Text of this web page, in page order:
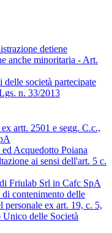
detiene
anche minoritaria - Art.
società partecipate
n. 33/2013
artt. 2501 e segg. C.c.,
Acquedotto Poiana
ai sensi dell'art. 5 c.
Friulab Srl in Cafc SpA
contenimento delle
personale ex art. 19, c. 5,
delle Società